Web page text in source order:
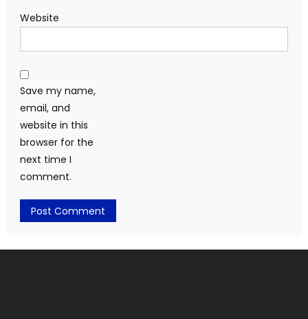
Website
Save my name,
email, and
website in this
browser for the
next time I
comment.